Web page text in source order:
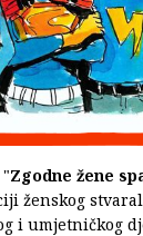
Zgodne žene
ženskog
i umjetničkog